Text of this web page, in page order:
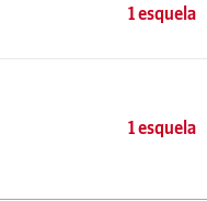
1 esquela
1 esquela